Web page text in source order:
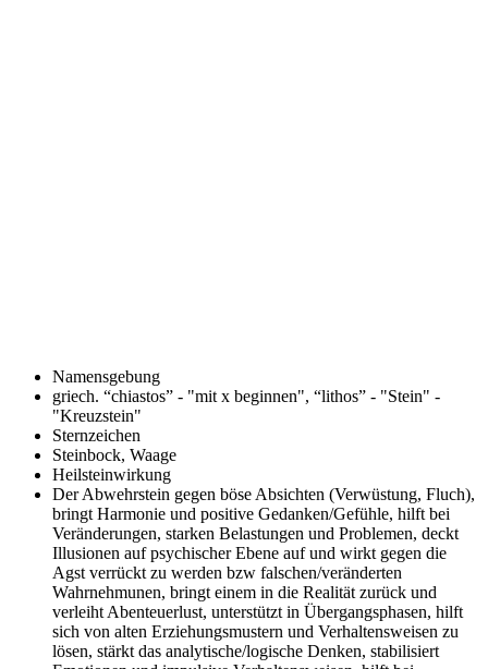
Namensgebung
griech. “chiastos” - "mit x beginnen", “lithos” - "Stein" -
"Kreuzstein"
Sternzeichen
Steinbock, Waage
Heilsteinwirkung
Der Abwehrstein gegen böse Absichten (Verwüstung, Fluch),
bringt Harmonie und positive Gedanken/Gefühle, hilft bei
Veränderungen, starken Belastungen und Problemen, deckt
Illusionen auf psychischer Ebene auf und wirkt gegen die
Agst verrückt zu werden bzw falschen/veränderten
Wahrnehmunen, bringt einem in die Realität zurück und
verleiht Abenteuerlust, unterstützt in Übergangsphasen, hilft
sich von alten Erziehungsmustern und Verhaltensweisen zu
lösen, stärkt das analytische/logische Denken, stabilisiert